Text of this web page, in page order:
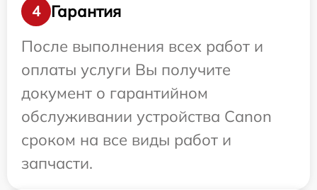
4
Гарантия
После выполнения всех работ и
оплаты услуги Вы получите
документ о гарантийном
обслуживании устройства Canon
сроком на все виды работ и
запчасти.